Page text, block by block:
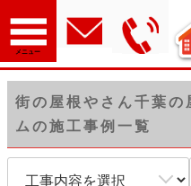
メニュー
ホーム
＞街の屋根やさん千
施工事例一覧
街の屋根やさん千葉の
ムの施工事例一覧